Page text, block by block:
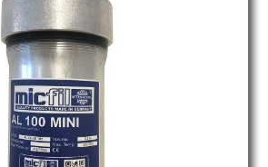
MICFIL AL100 MINI